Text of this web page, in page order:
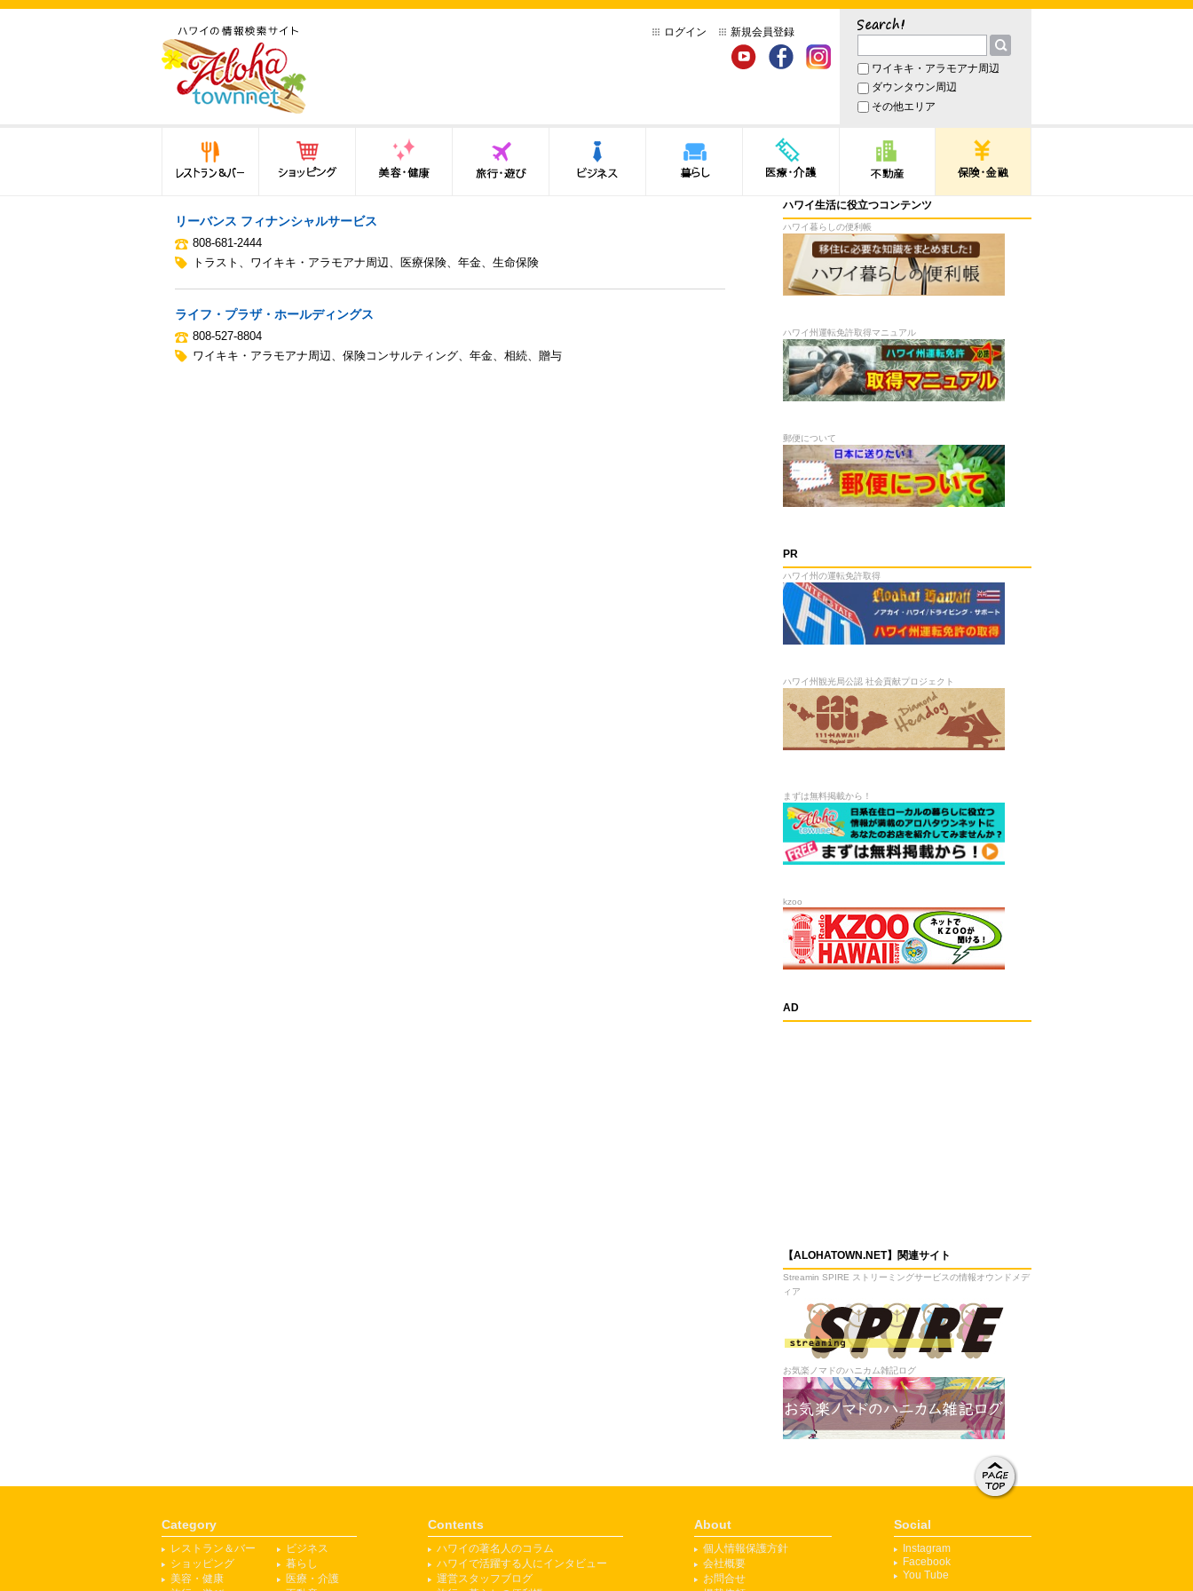
法律から運転免許証まで情
報が満載！
ログイン 新規会員登録 サーチ
ワイキキ・アラモアナ周辺
ダウンタウン周辺
その他エリア
医療・介護 不動産
リーバンス フィナンシャルサービス
808-681-2444
トラスト
ワイキキ・アラモアナ周辺 医療保険 年金 生命保険
ライフ・プラザ・ホールディングス
808-527-8804
ワイキキ・アラモアナ周辺
保険コンサルティング 年金 相続 贈与
ハワイ生活に役立つコンテンツ
ハワイ暮らしの便利帳
ハワイ州運転免許取得マニュアル
郵便について
PR
ハワイ州の運転免許取得
ハワイ州観光局公認 社会貢献プロジェクト
まずは無料掲載から！
kzoo
AD
【ALOHATOWN.NET】関連サイト
Streamin SPIRE ストリーミングサービスの情報オウンドメデ
ィア
お気楽ノマドのハニカム雑記ログ
Category
レストラン＆バー
ショッピング
美容・健康
ビジネス
暮らし
医療・介護
Contents
ハワイの著名人のコラム
ハワイで活躍する人にインタビュー
運営スタッフブログ
About
個人情報保護方針
会社概要
お問合せ
Social
Instagram
Facebook
You Tube
動する